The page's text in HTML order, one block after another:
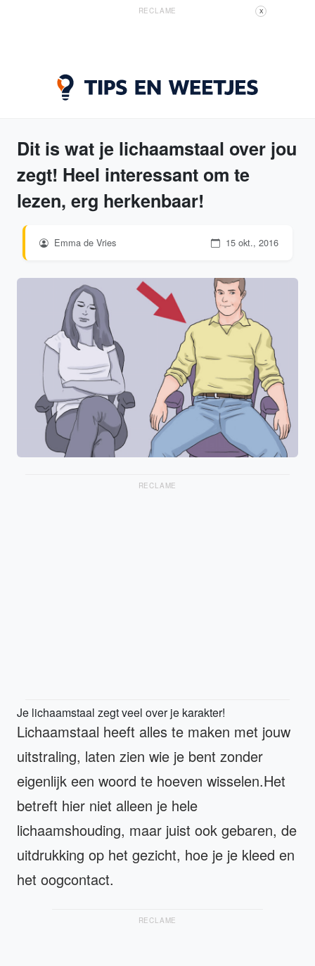
RECLAME X
Dit is wat je lichaamstaal over jou
zegt! Heel interessant om te
lezen, erg herkenbaar!
Emma de Vries 15 okt., 2016
RECLAME
Je lichaamstaal zegt veel over je karakter!
Lichaamstaal heeft alles te maken met jouw
uitstraling, laten zien wie je bent zonder
eigenlijk een woord te hoeven wisselen.Het
betreft hier niet alleen je hele
lichaamshouding, maar juist ook gebaren, de
uitdrukking op het gezicht, hoe je je kleed en
het oogcontact.
RECLAME